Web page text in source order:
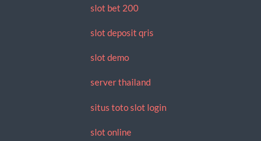
slot bet 200
slot deposit qris
slot demo
server thailand
situs toto slot login
slot online